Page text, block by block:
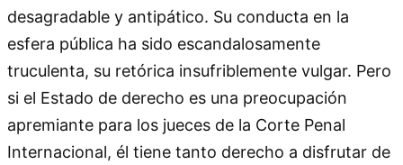
desagradable y antipático. Su conducta en la
esfera pública ha sido escandalosamente
truculenta, su retórica insufriblemente vulgar. Pero
si el Estado de derecho es una preocupación
apremiante para los jueces de la Corte Penal
Internacional, él tiene tanto derecho a disfrutar de